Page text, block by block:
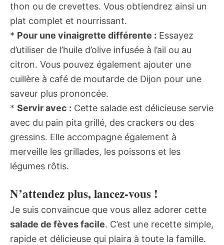
thon ou de crevettes. Vous obtiendrez ainsi un
plat complet et nourrissant.
* Pour une vinaigrette différente : Essayez
d’utiliser de l’huile d’olive infusée à l’ail ou au
citron. Vous pouvez également ajouter une
cuillère à café de moutarde de Dijon pour une
saveur plus prononcée.
* Servir avec : Cette salade est délicieuse servie
avec du pain pita grillé, des crackers ou des
gressins. Elle accompagne également à
merveille les grillades, les poissons et les
légumes rôtis.
N’attendez plus, lancez-vous !
Je suis convaincue que vous allez adorer cette
salade de fèves facile. C’est une recette simple,
rapide et délicieuse qui plaira à toute la famille.